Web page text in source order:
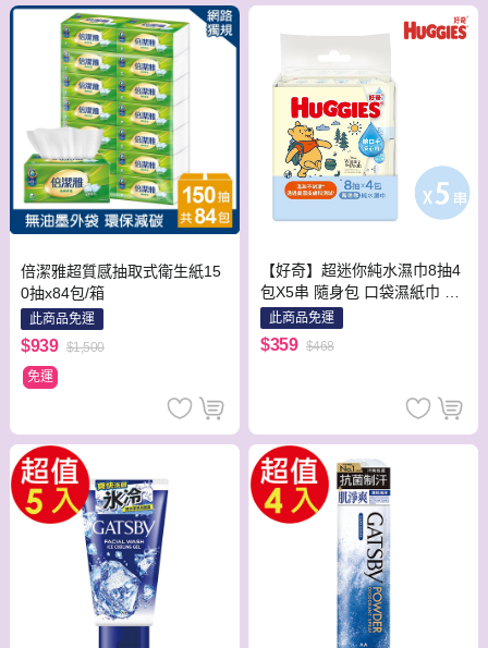
倍潔雅超質感抽取式衛生紙15
0抽x84包/箱
此商品免運
$939 $1,500
免運
【好奇】超迷你純水濕巾8抽4
包X5串 隨身包 口袋濕紙巾 濕
巾 攜帶方便
此商品免運
$359 $468